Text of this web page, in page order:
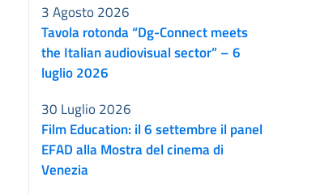
Tavola rotonda “Dg-Connect meets
the Italian audiovisual sector” – 6
luglio 2026
3 Agosto 2026
Film Education: il 6 settembre il panel
EFAD alla Mostra del cinema di
Venezia
30 Luglio 2026